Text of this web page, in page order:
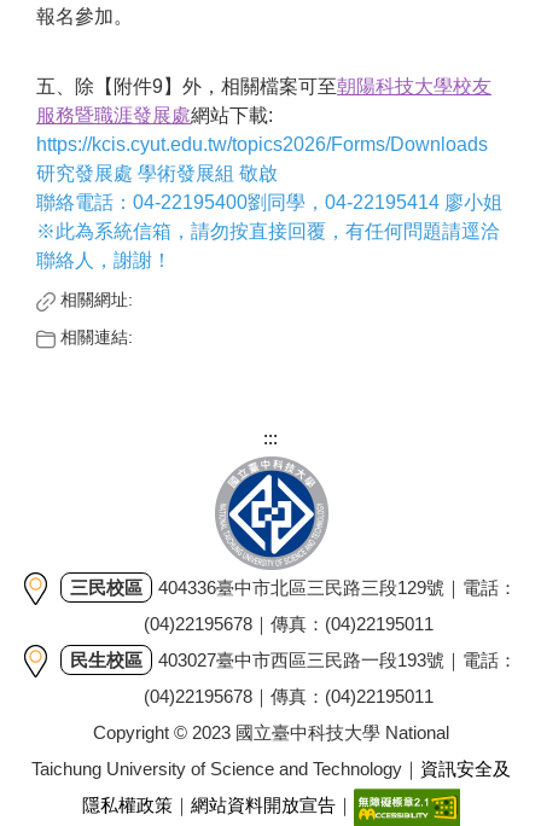
報名參加。
五、除【附件9】外，相關檔案可至朝陽科技大學校友
服務暨職涯發展處網站下載:
https://kcis.cyut.edu.tw/topics2026/Forms/Downloads
研究發展處 學術發展組 敬啟
聯絡電話：04-22195400劉同學，04-22195414 廖小姐
※此為系統信箱，請勿按直接回覆，有任何問題請逕洽
聯絡人，謝謝！
相關網址:
相關連結:
:::
三民校區
404336臺中市北區三民路三段129號｜電話：
(04)22195678｜傳真：(04)22195011
民生校區
403027臺中市西區三民路一段193號｜電話：
(04)22195678｜傳真：(04)22195011
Copyright © 2023 國立臺中科技大學 National
Taichung University of Science and Technology｜ 資訊安全及
隱私權政策｜ 網站資料開放宣告｜